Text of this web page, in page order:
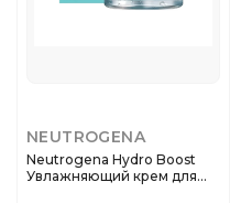
NEUTROGENA
Neutrogena Hydro Boost
Увлажняющий крем для